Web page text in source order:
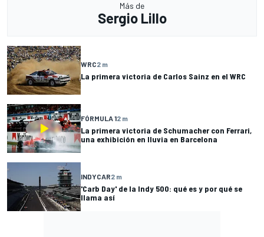
Más de
Sergio Lillo
WRC2 m
La primera victoria de Carlos Sainz en el WRC
FÓRMULA 12 m
La primera victoria de Schumacher con Ferrari,
una exhibición en lluvia en Barcelona
INDYCAR2 m
'Carb Day' de la Indy 500: qué es y por qué se
llama así